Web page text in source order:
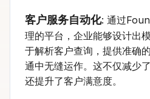
客户服务自动化: 通过
理的平台，企业能够设计出
于解析客户查询，提供准确
通中无缝运作。这不仅减少
还提升了客户满意度。